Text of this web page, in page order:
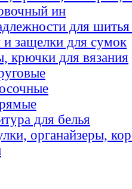
ин
для шитья
и защелки для сумок
крючки для вязания
для белья
органайзеры,